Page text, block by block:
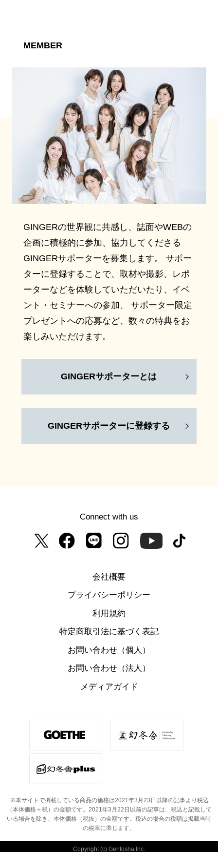
MEMBER
GINGERの世界観に共感し、誌面やWEBの
企画に積極的に参加、協力してくださる
GINGERサポーターを募集します。 サポー
ターに登録することで、取材や撮影、レポ
ーターなどを体験していただいたり、イベ
ント・セミナーへの参加、 サポーター限定
プレゼントへの応募など、数々の特典をお
楽しみいただけます。
GINGERサポーターとは
GINGERサポーターに登録する
Connect with us
会社概要
プライバシーポリシー
利用規約
特定商取引法に基づく表記
お問い合わせ（個人）
お問い合わせ（法人）
メディアガイド
※本サイトで掲載している商品の価格は2021年3月23日以降の記事より税込
（本体価格＋税）の金額です。 2021年3月22日以前の記事は、税込と記載して
いる場合を除き、本体価格（税抜）の金額です。 税込の場合の税額は掲載当時
の税率に準じます。
Copyright (c) Gentosha Inc.